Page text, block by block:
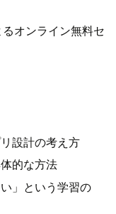
オンライン無料セ
設計の考え方
的な方法
」という学習の